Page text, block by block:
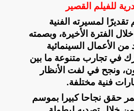
للفيلم القصير
تقديرًا لمسيرته الفنية
الفترة الأخيرة، وبصمته
من الأعمال السينمائية
في تجارب متنوعة ما بين
ونجح في لفت الأنظار
فنية مختلفة.
حقق نجاحا كبيرا بموسم